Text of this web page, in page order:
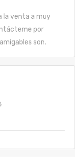
la venta a muy
por
son.